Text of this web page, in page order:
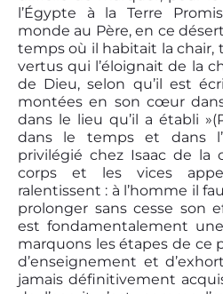
l’Égypte à la Terre
monde au Père, en ce
temps où il habitait la chair,
vertus qui l’éloignait de la
de Dieu, selon qu’il est
montées en son cœur
dans le lieu qu’il a établi
dans le temps et dans
privilégié chez Isaac de la
corps et les vices
ralentissent : à l’homme il
prolonger sans cesse son
est fondamentalement
marquons les étapes de ce
d’enseignement et
jamais définitivement